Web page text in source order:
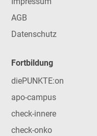
AGB
Datenschutz
Fortbildung
diePUNKTE:on
apo-campus
check-innere
check-onko